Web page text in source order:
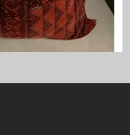
90 x 90 cm